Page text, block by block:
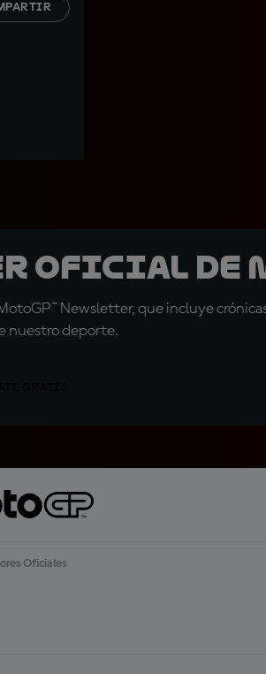
oficial de
Newsletter, que incluye
nuestro deporte.
Oficiales